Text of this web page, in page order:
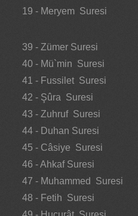
19 - Meryem Suresi
39 - Zümer Suresi
40 - Mü`min Suresi
41 - Fussilet Suresi
42 - Şûra Suresi
43 - Zuhruf Suresi
44 - Duhan Suresi
45 - Câsiye Suresi
46 - Ahkaf Suresi
47 - Muhammed Suresi
48 - Fetih Suresi